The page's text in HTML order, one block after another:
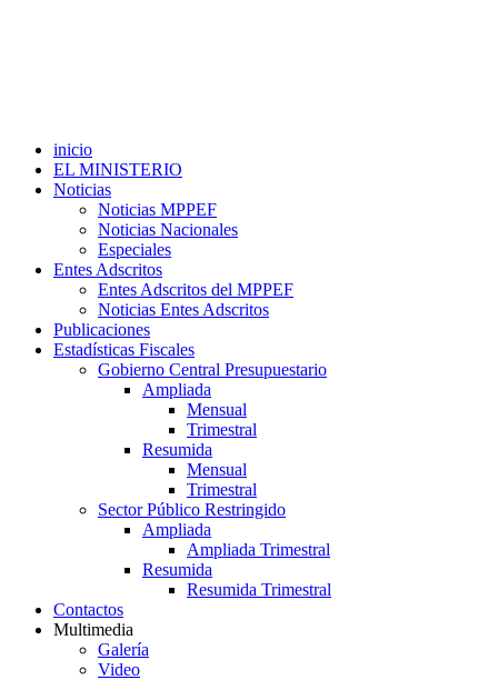
inicio
EL MINISTERIO
Noticias
Noticias MPPEF
Noticias Nacionales
Especiales
Entes Adscritos
Entes Adscritos del MPPEF
Noticias Entes Adscritos
Publicaciones
Estadísticas Fiscales
Gobierno Central Presupuestario
Ampliada
Mensual
Trimestral
Resumida
Mensual
Trimestral
Sector Público Restringido
Ampliada
Ampliada Trimestral
Resumida
Resumida Trimestral
Contactos
Multimedia
Galería
Video